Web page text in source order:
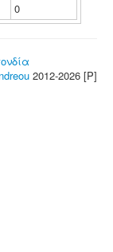
0
2012-2026 [P]